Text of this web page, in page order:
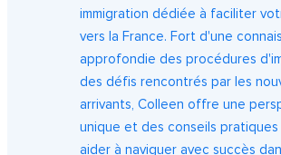
immigration dédiée à faciliter
vers la France. Fort d'une
approfondie des procédures
des défis rencontrés par les
arrivants, Colleen offre une
unique et des conseils pratiques
aider à naviguer avec succès